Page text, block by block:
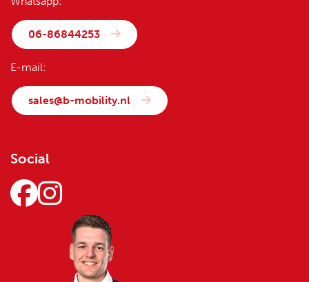
06-86844253
E-mail:
sales@b-mobility.nl
Social